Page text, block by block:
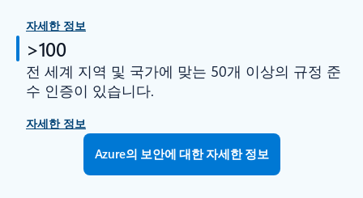
자세한 정보
>100
전 세계 지역 및 국가에 맞는 50개 이상의 규정 준
수 인증이 있습니다.
자세한 정보
Azure의 보안에 대한 자세한 정보